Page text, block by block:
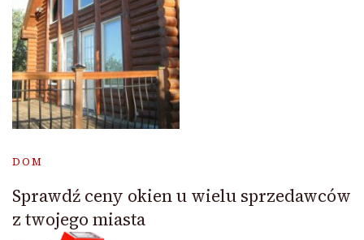
DOM
Sprawdź ceny okien u wielu sprzedawców
z twojego miasta